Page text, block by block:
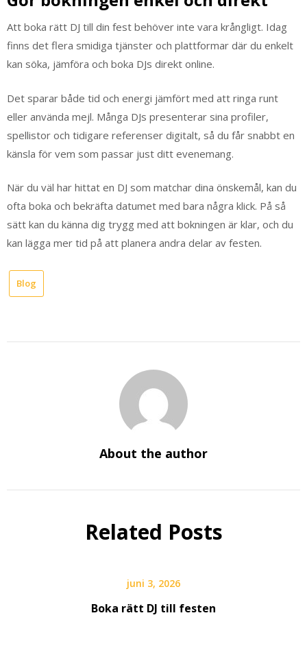
Att boka rätt DJ till din fest behöver inte vara krångligt. Idag
finns det flera smidiga tjänster och plattformar där du enkelt
kan söka, jämföra och boka DJs direkt online.
Det sparar både tid och energi jämfört med att ringa runt
eller använda mejl. Många DJs presenterar sina profiler,
spellistor och tidigare referenser digitalt, så du får snabbt en
känsla för vem som passar just ditt evenemang.
När du väl har hittat en DJ som matchar dina önskemål, kan du
ofta boka och bekräfta datumet med bara några klick. På så
sätt kan du känna dig trygg med att bokningen är klar, och du
kan lägga mer tid på att planera andra delar av festen.
Blog
About the author
Related Posts
juni 3, 2026
Boka rätt DJ till festen